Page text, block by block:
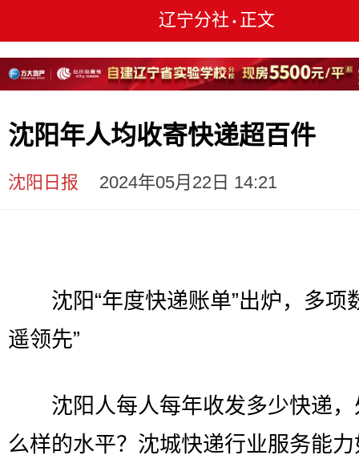
辽宁分社 • 正文
沈阳年人均收寄快递超百件
沈阳日报 2024年05月22日 14:21
沈阳“年度快递账单”出炉，多项
遥领先”
沈阳人每人每年收发多少快递，
么样的水平？沈城快递行业服务能